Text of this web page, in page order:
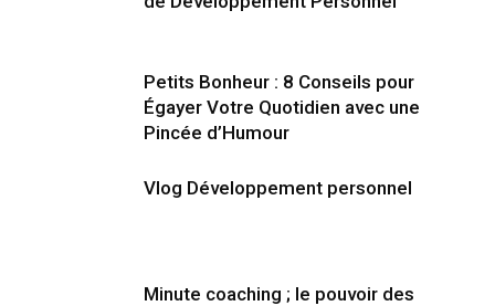
Petits Bonheur : 8 Conseils pour
Égayer Votre Quotidien avec une
Pincée d’Humour
Vlog Développement personnel
Minute coaching ; le pouvoir des